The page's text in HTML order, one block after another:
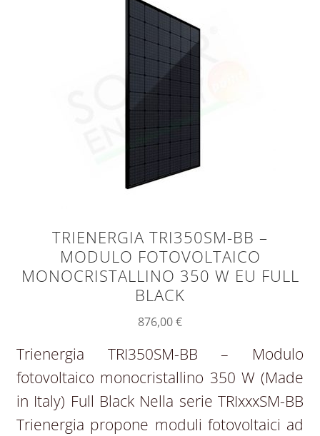
TRIENERGIA TRI350SM-BB –
MODULO FOTOVOLTAICO
MONOCRISTALLINO 350 W EU FULL
BLACK
876,00€
Trienergia TRI350SM-BB – Modulo
fotovoltaico monocristallino 350 W (Made
in Italy) Full Black Nella serie TRIxxxSM-BB
Trienergia propone moduli fotovoltaici ad